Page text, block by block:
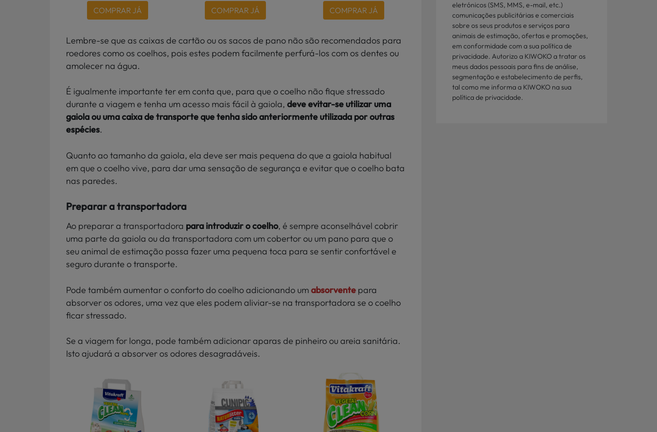
COMPRAR JÁ
COMPRAR JÁ COMPRAR JÁ
Lembre-se que as caixas de cartão ou os sacos de pano não são recomendados para
roedores como os coelhos, pois estes podem facilmente perfurá-los com os dentes ou
amolecer na água.
É igualmente importante ter em conta que, para que o coelho não fique stressado
durante a viagem e tenha um acesso mais fácil à gaiola, deve evitar-se utilizar uma
gaiola ou uma caixa de transporte que tenha sido anteriormente utilizada por outras
espécies.
Quanto ao tamanho da gaiola, ela deve ser mais pequena do que a gaiola habitual
em que o coelho vive, para dar uma sensação de segurança e evitar que o coelho bata
nas paredes.
Preparar a transportadora
Ao preparar a transportadora para introduzir o coelho, é sempre aconselhável cobrir
uma parte da gaiola ou da transportadora com um cobertor ou um pano para que o
seu animal de estimação possa fazer uma pequena toca para se sentir confortável e
seguro durante o transporte.
Pode também aumentar o conforto do coelho adicionando um absorvente para
absorver os odores, uma vez que eles podem aliviar-se na transportadora se o coelho
ficar stressado.
Se a viagem for longa, pode também adicionar aparas de pinheiro ou areia sanitária.
Isto ajudará a absorver os odores desagradáveis.
eletrónicos (SMS, MMS, e-mail, etc.)
comunicações publicitárias e comerciais
sobre os seus produtos e serviços para
animais de estimação, ofertas e promoções,
em conformidade com a sua política de
privacidade. Autorizo a KIWOKO a tratar os
meus dados pessoais para fins de análise,
segmentação e estabelecimento de perfis,
tal como me informa a KIWOKO na sua
política de privacidade.